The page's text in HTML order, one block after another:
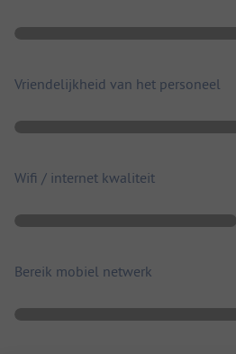
Vriendelijkheid van het personeel
Wifi / internet kwaliteit
Bereik mobiel netwerk